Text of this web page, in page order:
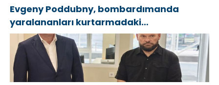
Evgeny Poddubny, bombardımanda
yaralananları kurtarmadaki
cesaretlerinden dolayı Belgorod
bölgesindeki gönüllülere teşekkür etti